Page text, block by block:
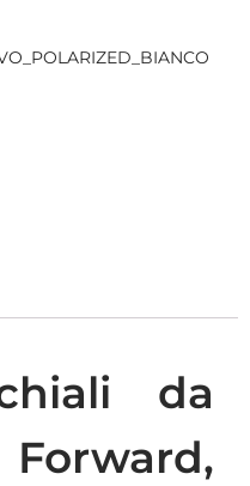
da